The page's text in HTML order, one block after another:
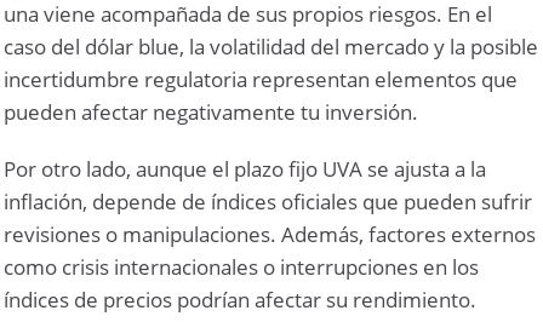
una viene acompañada de sus propios riesgos. En el
caso del dólar blue, la volatilidad del mercado y la posible
incertidumbre regulatoria representan elementos que
pueden afectar negativamente tu inversión.
Por otro lado, aunque el plazo fijo UVA se ajusta a la
inflación, depende de índices oficiales que pueden sufrir
revisiones o manipulaciones. Además, factores externos
como crisis internacionales o interrupciones en los
índices de precios podrían afectar su rendimiento.